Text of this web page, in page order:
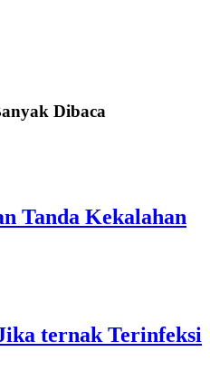
Dibaca
Tanda Kekalahan
ternak Terinfeksi